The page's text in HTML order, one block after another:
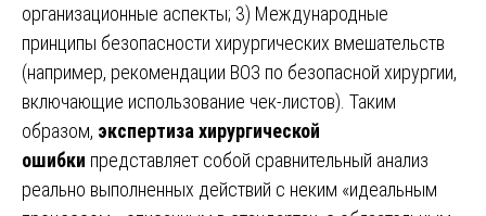
организационные аспекты; 3) Международные
принципы безопасности хирургических вмешательств
(например, рекомендации ВОЗ по безопасной хирургии,
включающие использование чек-листов). Таким
образом, экспертиза хирургической
ошибки представляет собой сравнительный анализ
реально выполненных действий с неким «идеальным